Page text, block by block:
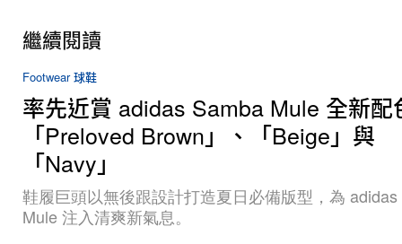
繼續閱讀
Footwear 球鞋
率先近賞 adidas Samba Mule 全新配
「Preloved Brown」、「Beige」與
「Navy」
鞋履巨頭以無後跟設計打造夏日必備版型，為
Mule 注入清爽新氣息。